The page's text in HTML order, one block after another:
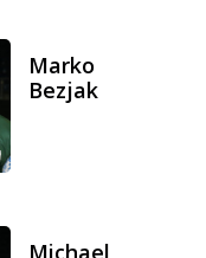
Marko
Bezjak
Michael